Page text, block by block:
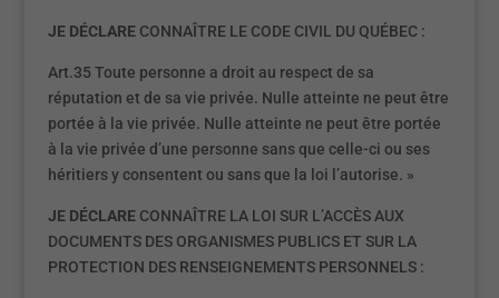
JE DÉCLARECONNAÎTRE LE CODE CIVIL DU QUÉBEC :
Art.35 Toute personne a droit au respect de sa
réputation et de sa vie privée. Nulle atteinte ne peut être
portée à la vie privée. Nulle atteinte ne peut être portée
à la vie privée d’une personne sans que celle-ci ou ses
héritiers y consentent ou sans que la loi l’autorise. »
JE DÉCLARECONNAÎTRE LA LOI SUR L’ACCÈS AUX
DOCUMENTS DES ORGANISMES PUBLICS ET SUR LA
PROTECTION DES RENSEIGNEMENTS PERSONNELS :